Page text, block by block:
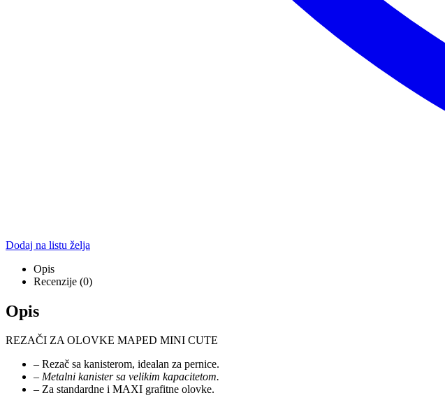
Dodaj na listu želja
Opis
Recenzije (0)
Opis
REZAČI ZA OLOVKE MAPED MINI CUTE
– Rezač sa kanisterom, idealan za pernice.
– Metalni kanister sa velikim kapacitetom.
– Za standardne i MAXI grafitne olovke.